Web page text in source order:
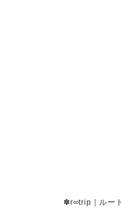
✽r∞trip｜ルー